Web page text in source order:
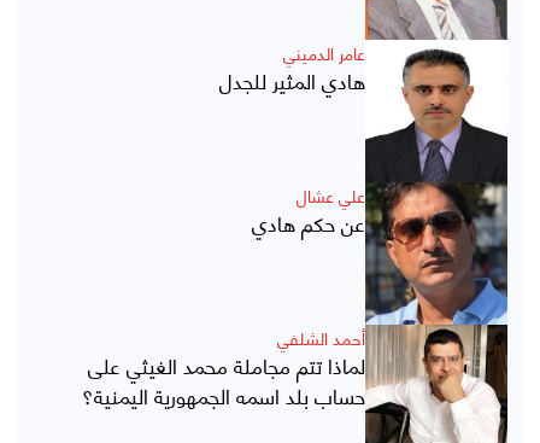
عامر الدميني
هادي المثير للجدل
علي عشال
عن حكم هادي
أحمد الشلفي
لماذا تتم مجاملة محمد الغيثي على
حساب بلد اسمه الجمهورية اليمنية؟